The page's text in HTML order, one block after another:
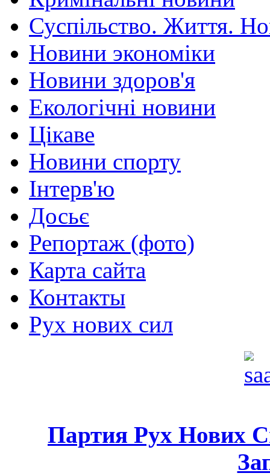
Суспільство. Життя.
Новини экономіки
Новини здоров'я
Екологічні новини
Цікаве
Новини спорту
Інтерв'ю
Досьє
Репортаж (фото)
Карта сайта
Контакты
Рух нових сил
Партия Рух Нових